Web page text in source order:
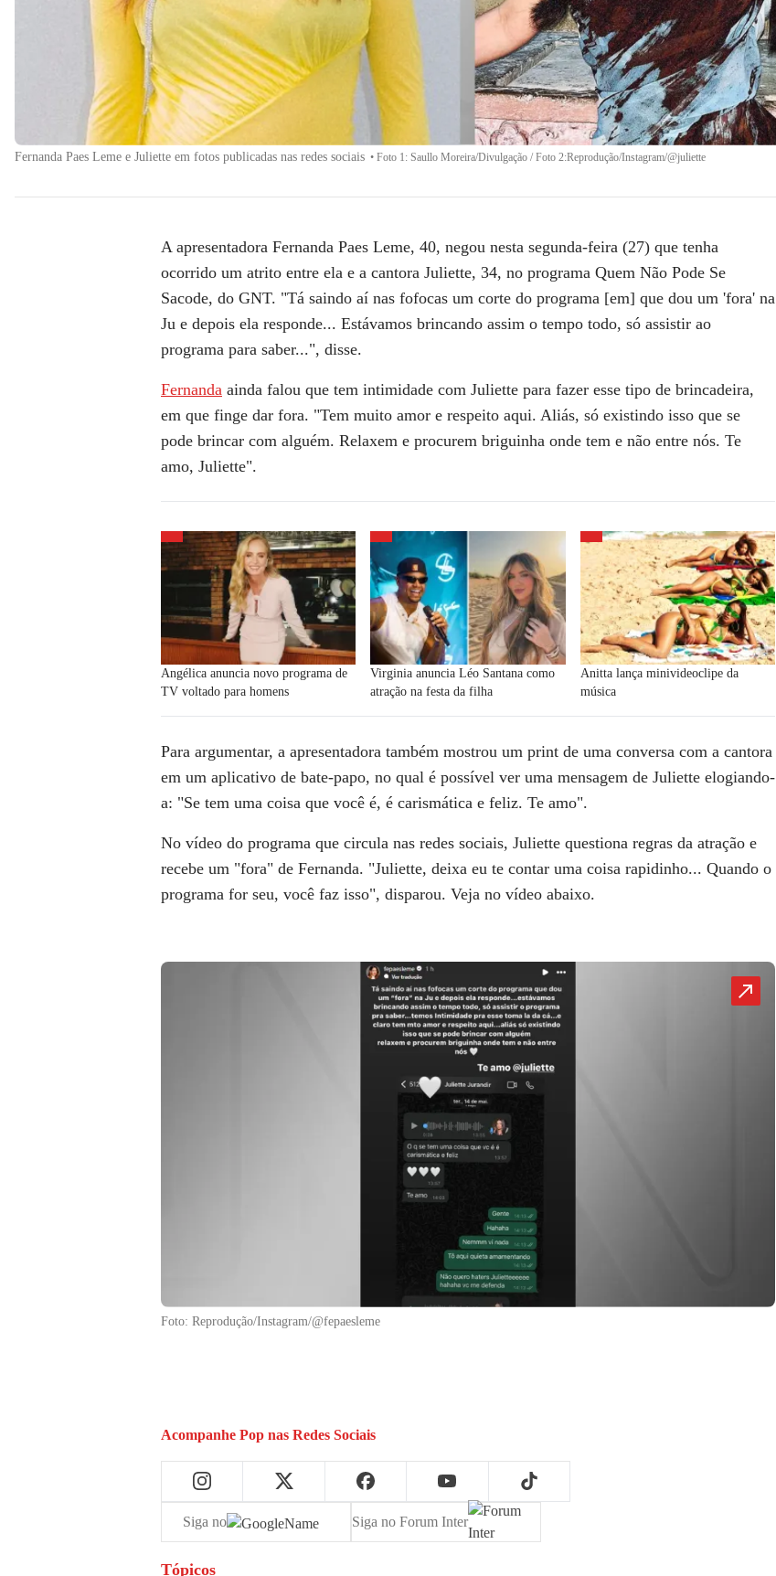
Fernanda Paes Leme e Juliette em fotos publicadas nas redes sociais • Foto 1: Saullo Moreira/Divulgação / Foto 2:Reprodução/Instagram/@juliette
A apresentadora Fernanda Paes Leme, 40, negou nesta segunda-feira (27) que tenha
ocorrido um atrito entre ela e a cantora Juliette, 34, no programa Quem Não Pode Se
Sacode, do GNT. "Tá saindo aí nas fofocas um corte do programa [em] que dou um 'fora' na
Ju e depois ela responde... Estávamos brincando assim o tempo todo, só assistir ao
programa para saber...", disse.
Fernanda ainda falou que tem intimidade com Juliette para fazer esse tipo de brincadeira,
em que finge dar fora. "Tem muito amor e respeito aqui. Aliás, só existindo isso que se
pode brincar com alguém. Relaxem e procurem briguinha onde tem e não entre nós. Te
amo, Juliette".
Angélica anuncia novo programa de
TV voltado para homens
Virginia anuncia Léo Santana como
atração na festa da filha
Anitta lança minivideoclipe da
música
Para argumentar, a apresentadora também mostrou um print de uma conversa com a cantora
em um aplicativo de bate-papo, no qual é possível ver uma mensagem de Juliette elogiando-
a: "Se tem uma coisa que você é, é carismática e feliz. Te amo".
No vídeo do programa que circula nas redes sociais, Juliette questiona regras da atração e
recebe um "fora" de Fernanda. "Juliette, deixa eu te contar uma coisa rapidinho... Quando o
programa for seu, você faz isso", disparou. Veja no vídeo abaixo.
Foto: Reprodução/Instagram/@fepaesleme
Acompanhe Pop nas Redes Sociais
Siga no Siga no Forum Inter
Tópicos